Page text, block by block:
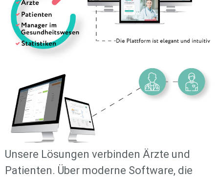
Unsere Lösungen verbinden Ärzte und
Patienten. Über moderne Software, die